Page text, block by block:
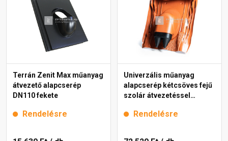
Terrán Zenit Max műanyag
átvezető alapcserép
DN110 fekete
Rendelésre
Univerzális műanyag
alapcserép kétcsöves fejű
szolár átvezetéssel
Rendelésre